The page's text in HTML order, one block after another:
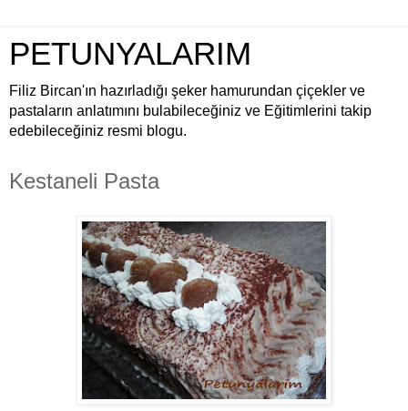
PETUNYALARIM
Filiz Bircan'ın hazırladığı şeker hamurundan çiçekler ve
pastaların anlatımını bulabileceğiniz ve Eğitimlerini takip
edebileceğiniz resmi blogu.
Kestaneli Pasta